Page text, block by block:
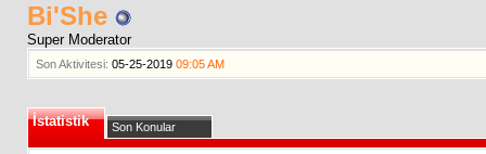
Bi'She
Super Moderator
Son Aktivitesi: 05-25-2019 09:05 AM
İstatistik Son Konular